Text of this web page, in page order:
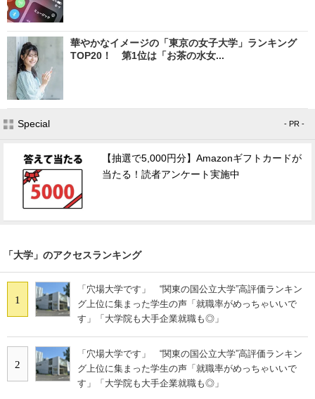
華やかなイメージの「東京の女子大学」ランキング
TOP20！ 第1位は「お茶の水女...
Special - PR -
【抽選で5,000円分】Amazonギフトカードが
当たる！読者アンケート実施中
「大学」のアクセスランキング
1
「穴場大学です」 “関東の国公立大学”高評価ランキン
グ上位に集まった学生の声「就職率がめっちゃいいで
す」「大学院も大手企業就職も◎」
2
「穴場大学です」 “関東の国公立大学”高評価ランキン
グ上位に集まった学生の声「就職率がめっちゃいいで
す」「大学院も大手企業就職も◎」